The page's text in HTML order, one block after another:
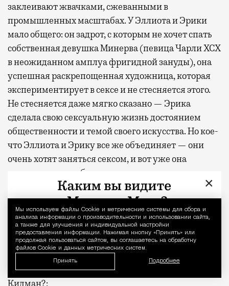
Уведомление
Мы используем файлы Сookie и метрические системы для сбора и
анализа информации о производительности и использовании сайта,
а также для улучшения и индивидуальной настройки
предоставления информации. Нажимая кнопку «Принять» или
продолжая пользоваться сайтом, вы соглашаетесь на обработку
файлов Cookie и данных метрических систем.
Принять Подробнее
гаваней. На некоторых вокзалах — тоже.
Лаунжи доступны на Ленинградском,
Павелецком, Казанском, Ярославском
и Курском вокзалах.Попасть в бизнес-залы
могут держатели карт Mir Supreme. Причем
не только в столице. Всего доступно более
1000 бизнес-залов по всему миру.
заклеивают жвачками, сжеванными в
промышленных масштабах. У Эллиота и Эрики
мало общего: он задрот, с которым не хочет спать
собственная девушка Минерва (певица Чарли XCX
в неожиданном амплуа фригидной зануды), она
успешная раскрепощенная художница, которая
экспериментирует в сексе и не стесняется этого.
Не стесняется даже мягко сказано — Эрика
сделала свою сексуальную жизнь достоянием
общественности и темой своего искусства. Но кое-
что Эллиота и Эрику все же объединяет — они
очень хотят заняться сексом, и вот уже она
вызывает его в кабинет, просит закрыть дверь и
достает плетку. «Ведь это не помешает работе?» —
спрашивает начальница перед тем, как впиться
губами в рот ассистента. «Конечно, нет», — дрожит
от удовольствия гик, не верящий своему счастью. В
эту минуту он готов сказать что угодно. Конечно,
секс на рабочем месте помешает работе — разве
герои не смотрели «Плохую девочку» с Николь
Кидман?;
×